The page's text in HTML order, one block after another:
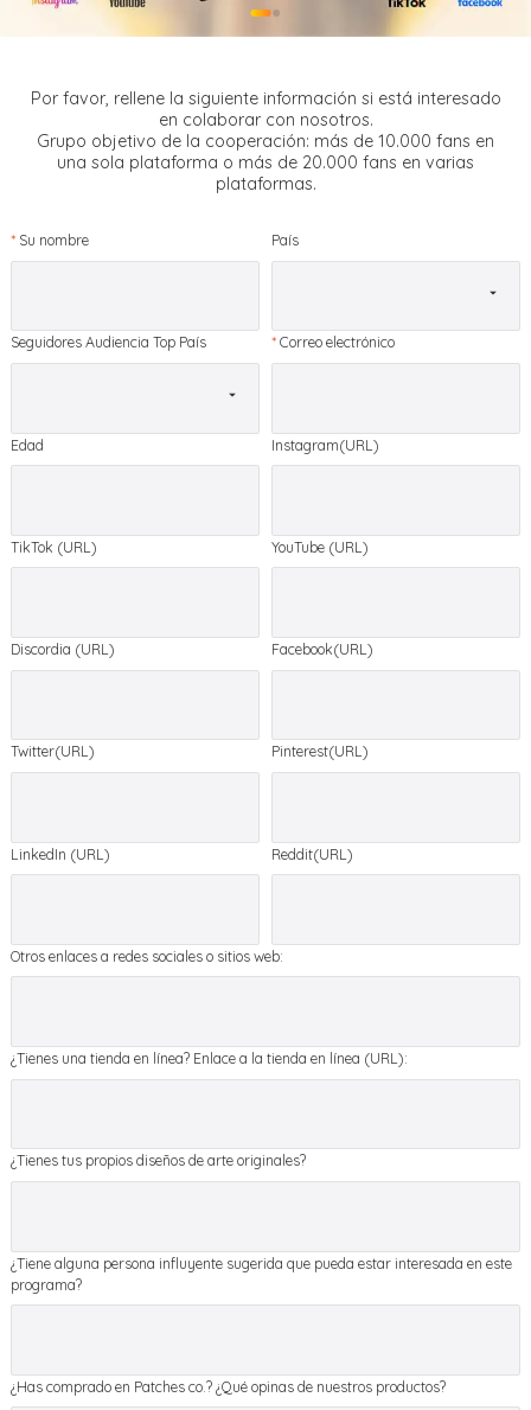
● ●
Por favor, rellene la siguiente información si está interesado
en colaborar con nosotros.
Grupo objetivo de la cooperación: más de 10.000 fans en
una sola plataforma o más de 20.000 fans en varias
plataformas.
* Su nombre País
Seguidores Audiencia Top País * Correo electrónico
Edad Instagram(URL)
TikTok (URL) YouTube (URL)
Discordia (URL) Facebook(URL)
Twitter(URL) Pinterest(URL)
LinkedIn (URL) Reddit(URL)
Otros enlaces a redes sociales o sitios web:
¿Tienes una tienda en línea? Enlace a la tienda en línea (URL):
¿Tienes tus propios diseños de arte originales?
¿Tiene alguna persona influyente sugerida que pueda estar interesada en este
programa?
¿Has comprado en Patches co.? ¿Qué opinas de nuestros productos?